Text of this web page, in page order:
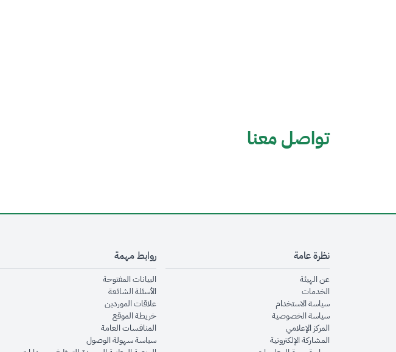
تواصل معنا
نظرة عامة
عن الهيئةopens in new window
الخدماتopens in new window
سياسة الاستخدام
سياسة الخصوصيةopens in new window
المركز الإعلاميopens in new window
المشاركة الإلكترونيةopens in new window
روابط مهمة
البيانات المفتوحةopens in new window
الأسئلة الشائعةopens in new window
علاقات الموردينopens in new window
خريطة الموقعopens in new window
المنافسات العامةopens in new window
سياسة سهولة الوصولopens in new window